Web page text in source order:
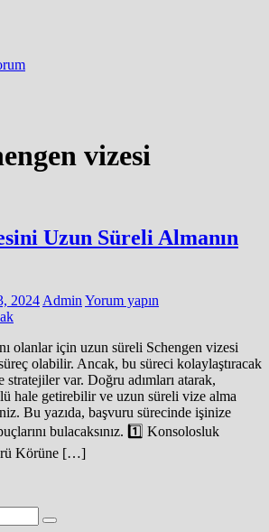
vizesi
Uzun Süreli Almanın
2024 Admin Yorum yapın
olanlar için uzun süreli Schengen vizesi
olabilir. Ancak, bu süreci kolaylaştıracak
stratejiler var. Doğru adımları atarak,
hale getirebilir ve uzun süreli vize alma
Bu yazıda, başvuru sürecinde işinize
bulacaksınız. 1️⃣ Konsolosluk
Körüne […]